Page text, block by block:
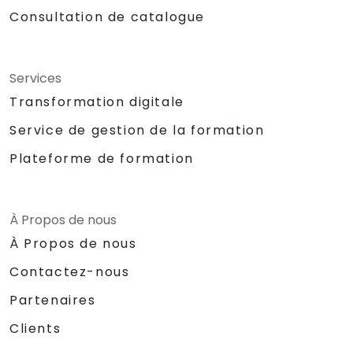
Consultation de catalogue
Services
Transformation digitale
Service de gestion de la formation
Plateforme de formation
À Propos de nous
À Propos de nous
Contactez-nous
Partenaires
Clients